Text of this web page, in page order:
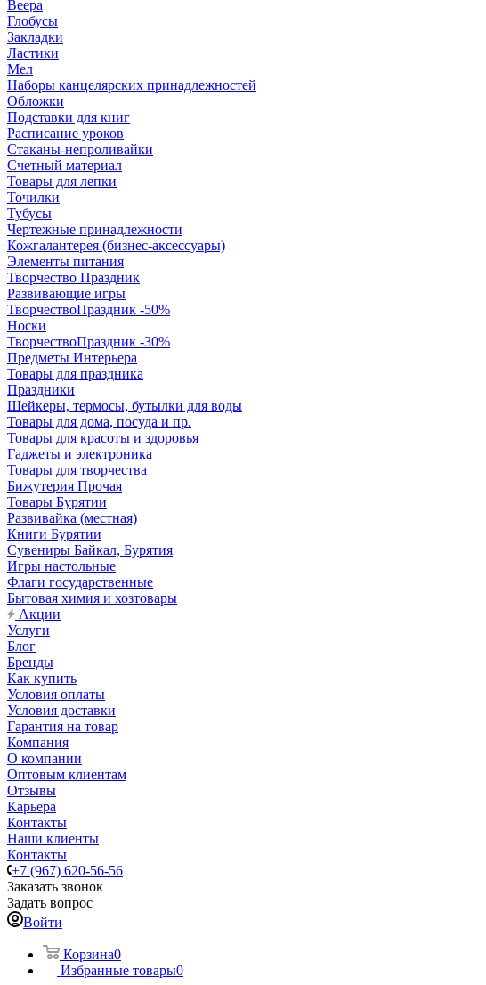
Веера
Глобусы
Закладки
Ластики
Мел
Наборы канцелярских принадлежностей
Обложки
Подставки для книг
Расписание уроков
Стаканы-непроливайки
Счетный материал
Товары для лепки
Точилки
Тубусы
Чертежные принадлежности
Кожгалантерея (бизнес-аксессуары)
Элементы питания
Творчество Праздник
Развивающие игры
ТворчествоПраздник -50%
Носки
ТворчествоПраздник -30%
Предметы Интерьера
Товары для праздника
Праздники
Шейкеры, термосы, бутылки для воды
Товары для дома, посуда и пр.
Товары для красоты и здоровья
Гаджеты и электроника
Товары для творчества
Бижутерия Прочая
Товары Бурятии
Развивайка (местная)
Книги Бурятии
Сувениры Байкал, Бурятия
Игры настольные
Флаги государственные
Бытовая химия и хозтовары
Акции
Услуги
Блог
Бренды
Как купить
Условия оплаты
Условия доставки
Гарантия на товар
Компания
О компании
Оптовым клиентам
Отзывы
Карьера
Контакты
Наши клиенты
Контакты
+7 (967) 620-56-56
Заказать звонок
Задать вопрос
Войти
Корзина0
Избранные товары0